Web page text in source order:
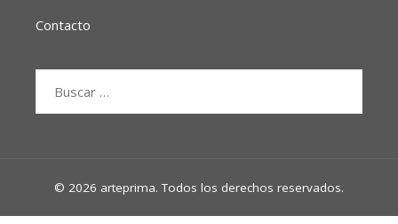
Contacto
© 2026 arteprima. Todos los derechos reservados.